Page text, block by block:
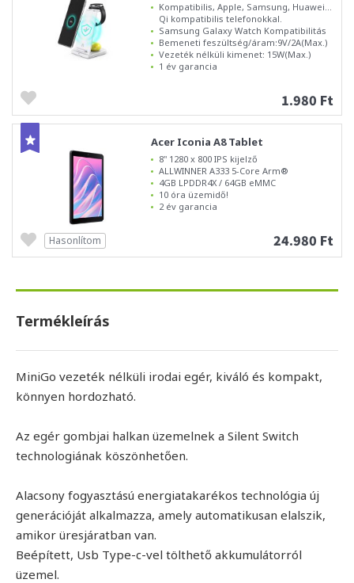
Kompatibilis, Apple, Samsung, Huawei...
Qi kompatibilis telefonokkal.
Samsung Galaxy Watch Kompatibilitás
Bemeneti feszültség/áram:9V/2A(Max.)
Vezeték nélküli kimenet: 15W(Max.)
1 év garancia
1.980 Ft
Acer Iconia A8 Tablet
8" 1280 x 800 IPS kijelző
ALLWINNER A333 5-Core Arm®
4GB LPDDR4X / 64GB eMMC
10 óra üzemidő!
2 év garancia
24.980 Ft
Hasonlítom
Termékleírás
MiniGo vezeték nélküli irodai egér, kiváló és kompakt,
könnyen hordozható.
Az egér gombjai halkan üzemelnek a Silent Switch
technologiának köszönhetően.
Alacsony fogyasztású energiatakarékos technológia új
generációját alkalmazza, amely automatikusan elalszik,
amikor üresjáratban van.
Beépített, Usb Type-c-vel tölthető akkumulátorról
üzemel.